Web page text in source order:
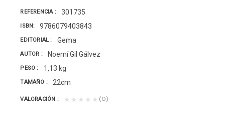
REFERENCIA 301735
ISBN 9786079403843
EDITORIAL Gema
AUTOR Noemí Gil Gálvez
PESO 1,13 kg
TAMAÑO 22cm
VALORACIÓN ★★★★★ (0)